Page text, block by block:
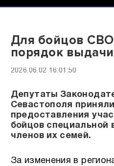
Для бойцов
порядок
2026.06.02 16:01:50
Депутаты
Севастополя
предоставления
бойцов специальной
членов их семей.
За изменения в